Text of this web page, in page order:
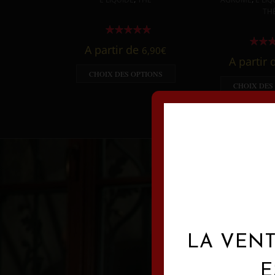
A partir de 6,90€
CHOIX DES OPTIONS
A partir
CHOIX DES
LA